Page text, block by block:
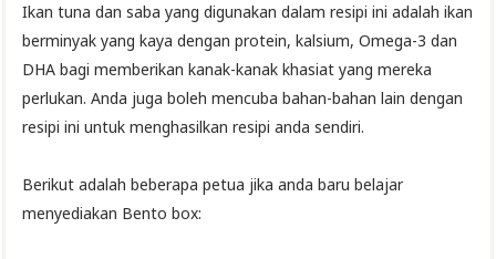
Ikan tuna dan saba yang digunakan dalam resipi ini adalah ikan
berminyak yang kaya dengan protein, kalsium, Omega-3 dan
DHA bagi memberikan kanak-kanak khasiat yang mereka
perlukan. Anda juga boleh mencuba bahan-bahan lain dengan
resipi ini untuk menghasilkan resipi anda sendiri.
Berikut adalah beberapa petua jika anda baru belajar
menyediakan Bento box: